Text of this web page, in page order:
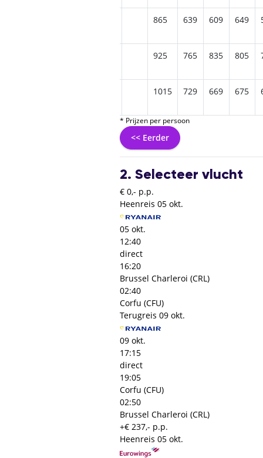
865 639 609 649
925 765 835 805
1015 729 669 675
* Prijzen per persoon
<< Eerder
2. Selecteer vlucht
€ 0,- p.p.
Heenreis 05 okt.
05 okt.
12:40
direct
16:20
Brussel Charleroi (CRL)
02:40
Corfu (CFU)
Terugreis 09 okt.
09 okt.
17:15
direct
19:05
Corfu (CFU)
02:50
Brussel Charleroi (CRL)
+€ 237,- p.p.
Heenreis 05 okt.